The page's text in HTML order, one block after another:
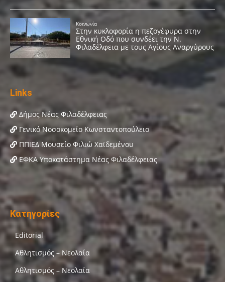
Links
Δήμος Νέας Φιλαδέλφειας
Γενικό Νοσοκομείο Κωνσταντοπούλειο
ΠΠΙΕΔ Μουσείο Φιλιώ Χαϊδεμένου
ΕΦΚΑ Υποκατάστημα Νέας Φιλαδέλφειας
Κατηγορίες
Editorial
Αθλητισμός – Νεολαία
Αθλητισμός – Νεολαία